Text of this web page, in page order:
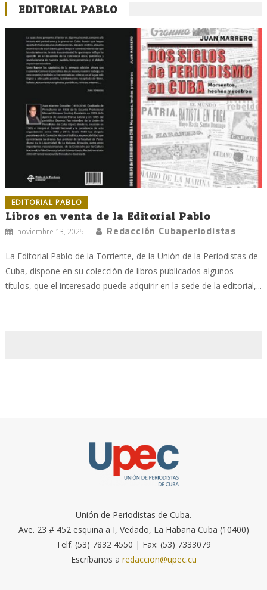
EDITORIAL PABLO
EDITORIAL PABLO
Libros en venta de la Editorial Pablo
noviembre 13, 2025 Redacción Cubaperiodistas
La Editorial Pablo de la Torriente, de la Unión de la Periodistas de
Cuba, dispone en su colección de libros publicados algunos
títulos, que el interesado puede adquirir en la sede de la editorial,...
Unión de Periodistas de Cuba.
Ave. 23 # 452 esquina a I, Vedado, La Habana Cuba (10400)
Telf. (53) 7832 4550 | Fax: (53) 7333079
Escríbanos a redaccion@upec.cu